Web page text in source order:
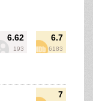
6.62
193
6.7
6183
7